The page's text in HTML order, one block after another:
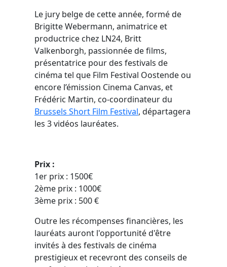
Le jury belge de cette année, formé de
Brigitte Webermann, animatrice et
productrice chez LN24, Britt
Valkenborgh, passionnée de films,
présentatrice pour des festivals de
cinéma tel que Film Festival Oostende ou
encore l’émission Cinema Canvas, et
Frédéric Martin, co-coordinateur du
Brussels Short Film Festival, départagera
les 3 vidéos lauréates.
Prix :
1er prix : 1500€
2ème prix : 1000€
3ème prix : 500 €
Outre les récompenses financières, les
lauréats auront l'opportunité d'être
invités à des festivals de cinéma
prestigieux et recevront des conseils de